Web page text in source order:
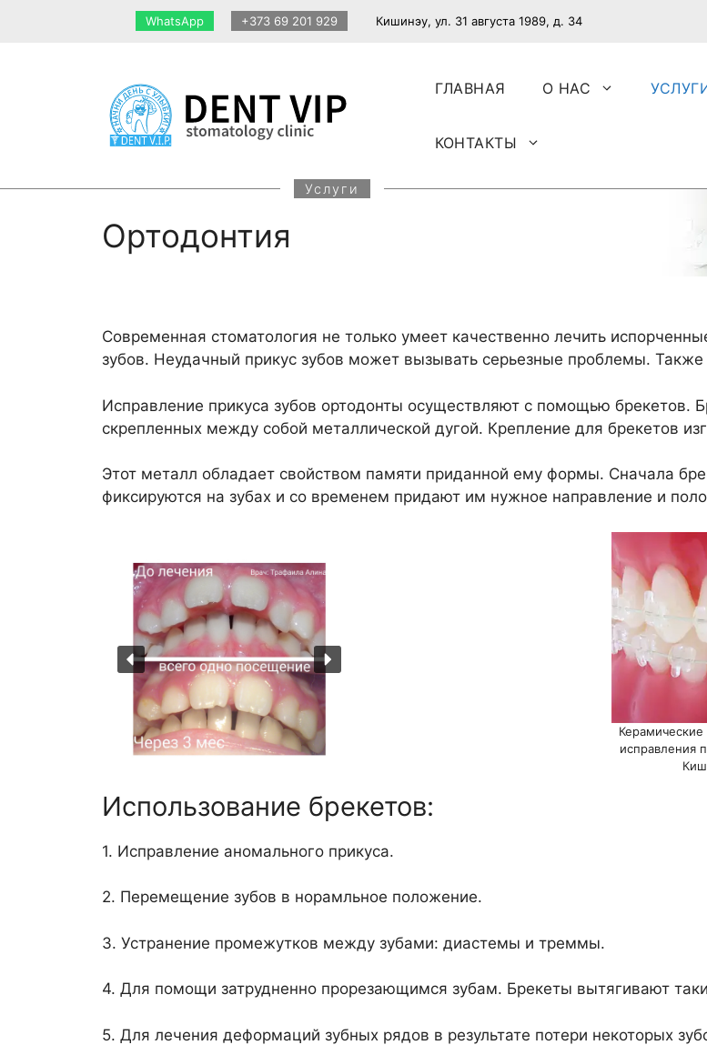
WhatsApp +373 69 201 929 Кишинэу, ул. 31 августа 1989, д. 34
ГЛАВНАЯ О НАС
КОНТАКТЫ
Услуги
Ортодонтия
Современная стоматология не только умеет качественно лечить
зубов. Неудачный прикус зубов может вызывать серьезные проблемы. Также
Исправление прикуса зубов ортодонты осуществляют с помощью брекетов.
скрепленных между собой металлической дугой. Крепление для брекетов
Этот металл обладает свойством памяти приданной ему формы. Сначала
фиксируются на зубах и со временем придают им нужное направление и
Керамические
исправления
Использование брекетов:
1. Исправление аномального прикуса.
2. Перемещение зубов в норамльное положение.
3. Устранение промежутков между зубами: диастемы и треммы.
4. Для помощи затрудненно прорезающимся зубам. Брекеты вытягивают
5. Для лечения деформаций зубных рядов в результате потери некоторых